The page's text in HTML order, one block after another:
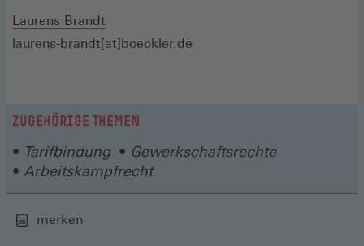
Laurens Brandt
laurens-brandt[at]boeckler.de
ZUGEHÖRIGE THEMEN
Tarifbindung
Gewerkschaftsrechte
Arbeitskampfrecht
merken